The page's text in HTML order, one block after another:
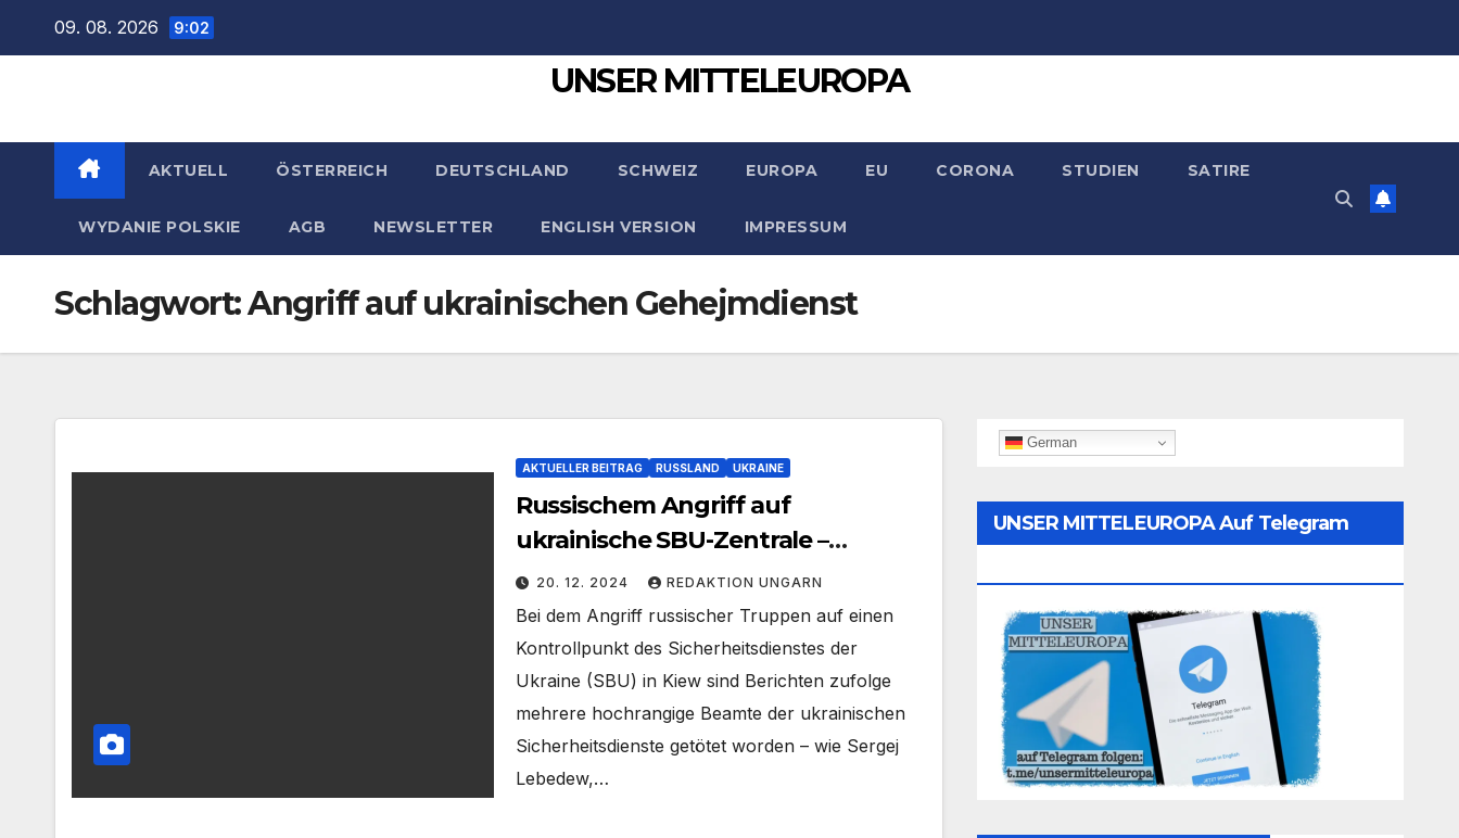
09. 08. 2026 9:02
UNSER MITTELEUROPA
AKTUELL ÖSTERREICH DEUTSCHLAND SCHWEIZ EUROPA EU CORONA STUDIEN SATIRE
WYDANIE POLSKIE AGB NEWSLETTER ENGLISH VERSION IMPRESSUM
Schlagwort:Angriff auf ukrainischen Gehejmdienst
AKTUELLER BEITRAG RUSSLAND UKRAINE
Russischem Angriff auf
ukrainische SBU-Zentrale –
Offiziere eliminiert
20. 12. 2024 REDAKTION UNGARN
Bei dem Angriff russischer Truppen auf einen
Kontrollpunkt des Sicherheitsdienstes der
Ukraine (SBU) in Kiew sind Berichten zufolge
mehrere hochrangige Beamte der ukrainischen
Sicherheitsdienste getötet worden – wie Sergej
Lebedew,…
German
UNSER MITTELEUROPA Auf Telegram